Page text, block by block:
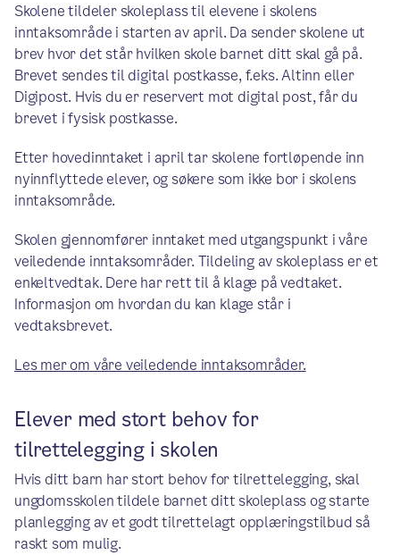
Skolene tildeler skoleplass til elevene i skolens
inntaksområde i starten av april. Da sender skolene ut
brev hvor det står hvilken skole barnet ditt skal gå på.
Brevet sendes til digital postkasse, f.eks. Altinn eller
Digipost. Hvis du er reservert mot digital post, får du
brevet i fysisk postkasse.
Etter hovedinntaket i april tar skolene fortløpende inn
nyinnflyttede elever, og søkere som ikke bor i skolens
inntaksområde.
Skolen gjennomfører inntaket med utgangspunkt i våre
veiledende inntaksområder. Tildeling av skoleplass er et
enkeltvedtak. Dere har rett til å klage på vedtaket.
Informasjon om hvordan du kan klage står i
vedtaksbrevet.
Les mer om våre veiledende inntaksområder.
Elever med stort behov for
tilrettelegging i skolen
Hvis ditt barn har stort behov for tilrettelegging, skal
ungdomsskolen tildele barnet ditt skoleplass og starte
planlegging av et godt tilrettelagt opplæringstilbud så
raskt som mulig.